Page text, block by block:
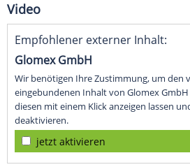
Video
Empfohlener externer Inhalt:
Glomex GmbH
Wir benötigen Ihre Zustimmung, um den
eingebundenen Inhalt von Glomex GmbH
diesen mit einem Klick anzeigen lassen
deaktivieren.
jetzt aktivieren